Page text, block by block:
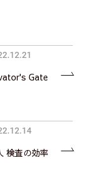
Gate
検査の効率